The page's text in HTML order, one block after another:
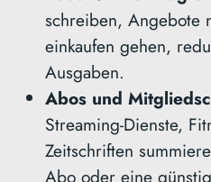
schreiben, Angebote
einkaufen gehen,
Ausgaben.
Abos und
Streaming-Dienste,
Zeitschriften
Abo oder eine